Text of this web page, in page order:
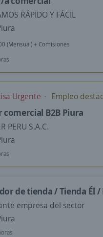
RÁPIDO Y FÁCIL
(Mensual) + Comisiones
Urgente Empleo
comercial B2B Piura
PERU S.A.C.
de tienda / Tienda Él /
empresa del sector